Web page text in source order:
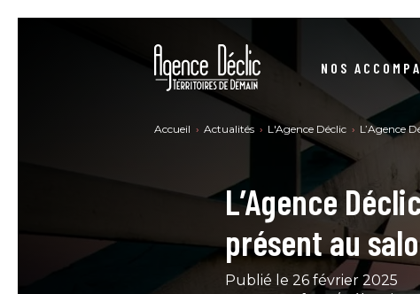
NOS
STRUCTURER VOS DÉMARCHES RSE
SE CONFORMER À LA DIRECTIVE CSRD
CONSTRUIRE VOTRE STRATÉGIE BAS-CARBONE
DEVENIR UNE ENTREPRISE À MISSION
NOS
Accueil Actualités L'Agence Déclic L’Agence
L’Agence
présent au
Publié le 26 février 2025